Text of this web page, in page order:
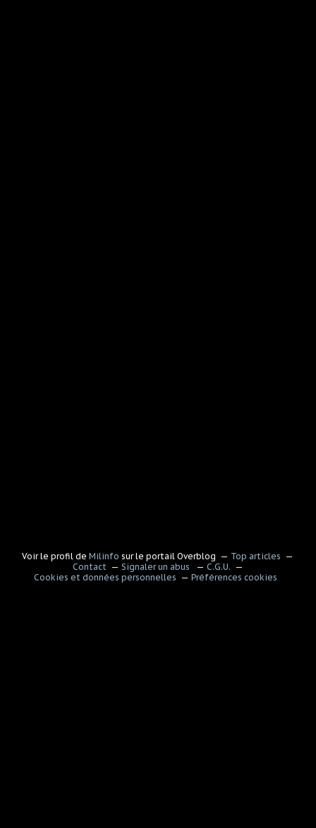
Voir le profil deMilinfo sur le portail Overblog
Top articles
Contact
Signaler un abus
C.G.U.
Cookies et données personnelles
Préférences cookies